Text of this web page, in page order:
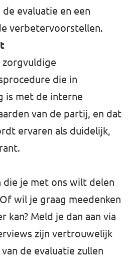
evaluatie en een
verbetervoorstellen.
die in
is met de interne
van de partij, en dat
ervaren als duidelijk,
die je met ons wilt delen
wil je graag meedenken
kan? Meld je dan aan via
zijn vertrouwelijk
de evaluatie zullen